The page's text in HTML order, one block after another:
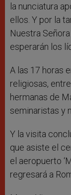
la nunciatura
ellos. Y por la
Nuestra
esperarán los
A las 17 horas
religiosas,
hermanas de
seminaristas y
Y la visita
que asiste el
el aeropuerto
regresará a